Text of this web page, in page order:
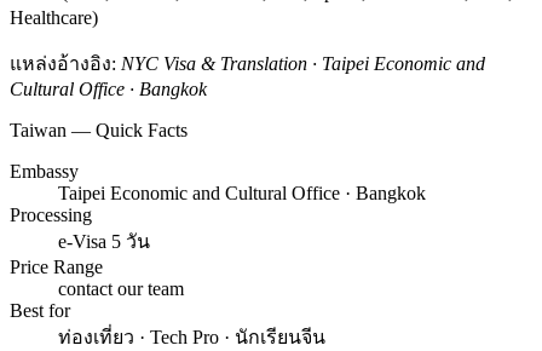
Healthcare)
แหล่งอ้างอิง: NYC Visa & Translation · Taipei Economic and
Cultural Office · Bangkok
Taiwan — Quick Facts
Embassy
Taipei Economic and Cultural Office · Bangkok
Processing
e-Visa 5 วัน
Price Range
contact our team
Best for
ท่องเที่ยว · Tech Pro · นักเรียนจีน